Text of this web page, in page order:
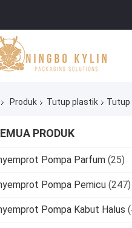
Produk Tutup plastik Tutup
PRODUK
Pompa Parfum (25)
Pompa Pemicu (247)
Pompa Kabut Halus